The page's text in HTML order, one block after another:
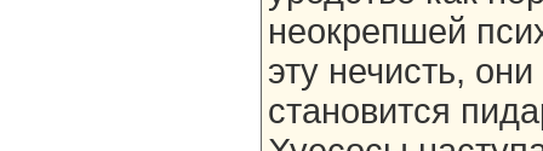
неокрепшей
эту нечисть,
становится